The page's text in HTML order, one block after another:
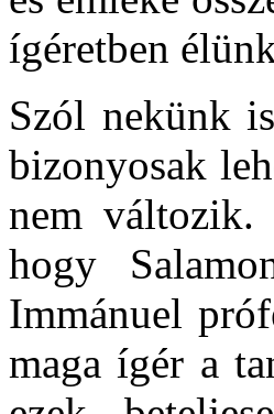
ígéretben
Szól nekünk
bizonyosak
nem változik.
hogy
Immánuel
maga ígér a